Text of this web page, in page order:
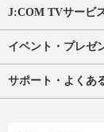
J:COM TVサービ
イベント・プレゼ
サポート・よくあ